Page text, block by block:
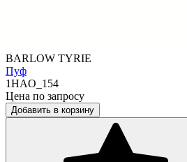
BARLOW TYRIE
Пуф
1HAO_154
Цена по запросу
Добавить в корзину